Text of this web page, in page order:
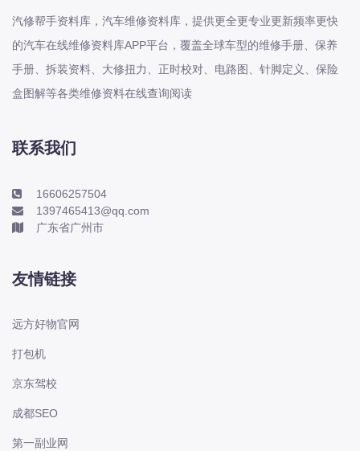
大众-一汽大众
大众-上汽大众
大众-江淮大众
大众-进口大众
大通
道奇
F
丰田-广汽丰田
方程豹
枫叶
法拉利
汽修帮手资料库，汽车维修资料库，提供更全更专业更新频率更快
的汽车在线维修资料库APP平台，覆盖全球车型的维修手册、保养
手册、拆装资料、大修扭力、正时校对、电路图、针脚定义、保险
盒图解等各类维修资料在线查询阅读
联系我们
16606257504
1397465413@qq.com
广东省广州市
友情链接
远方好物官网
打包机
京东驾校
成都SEO
第一副业网